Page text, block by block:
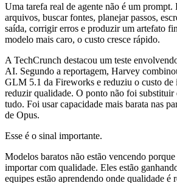
Uma tarefa real de agente não é um
arquivos, buscar fontes, planejar passos,
saída, corrigir erros e produzir um artefato
modelo mais caro, o custo cresce rápido.
A TechCrunch destacou um teste
AI. Segundo a reportagem, Harvey
GLM 5.1 da Fireworks e reduziu o custo de
reduzir qualidade. O ponto não foi substituir
tudo. Foi usar capacidade mais barata nas
de Opus.
Esse é o sinal importante.
Modelos baratos não estão vencendo
importar com qualidade. Eles estão
equipes estão aprendendo onde qualidade é